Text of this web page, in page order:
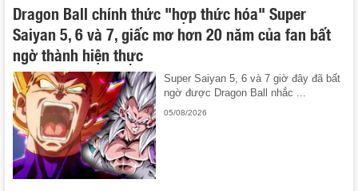
Dragon Ball chính thức "hợp thức hóa" Super
Saiyan 5, 6 và 7, giấc mơ hơn 20 năm của fan bất
ngờ thành hiện thực
Super Saiyan 5, 6 và 7 giờ đây đã bất
ngờ được Dragon Ball nhắc ...
05/08/2026